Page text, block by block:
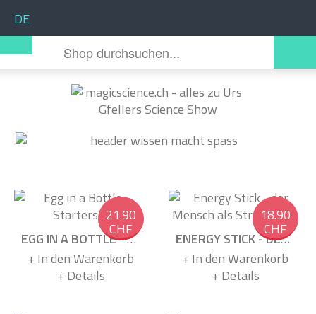
Sprache auswählen
DE
21.90
CHF
EGG IN A BOTTLE - STARTERSET
+ In den Warenkorb
+ Details
18.90
CHF
ENERGY STICK - DER MENSCH ALS STROMLEITER
+ In den Warenkorb
+ Details